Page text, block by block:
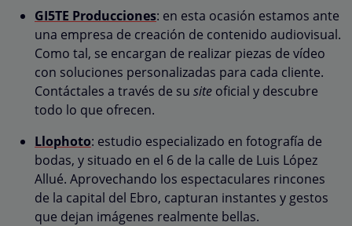
GI5TE Producciones: en esta ocasión estamos ante
una empresa de creación de contenido audiovisual.
Como tal, se encargan de realizar piezas de vídeo
con soluciones personalizadas para cada cliente.
Contáctales a través de su site oficial y descubre
todo lo que ofrecen.
Llophoto: estudio especializado en fotografía de
bodas, y situado en el 6 de la calle de Luis López
Allué. Aprovechando los espectaculares rincones
de la capital del Ebro, capturan instantes y gestos
que dejan imágenes realmente bellas.